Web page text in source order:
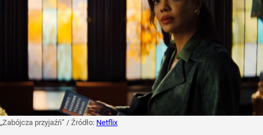
„Zabójcza przyjaźń” / Źródło: Netflix